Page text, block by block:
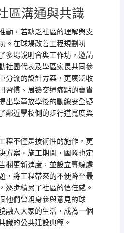
區溝通與共識
動，若缺乏社區的理解與支
。在球場改善工程規劃初
多場說明會與工作坊，邀請
社團代表及學區家長共同參
分流的設計方案，更廣泛收
習慣、周邊交通痛點的寶貴
出學童放學後的動線安全疑
鄰近學校側的步行道寬度與
程不僅是技術性的施作，更
方案。施工期間，團隊也定
欄更新進度，並設立專線處
，將工程帶來的不便降至最
逐步積累了社區的信任感。
他們曾親身參與意見的球
融入大家的生活，成為一個
識的公共建設典範。